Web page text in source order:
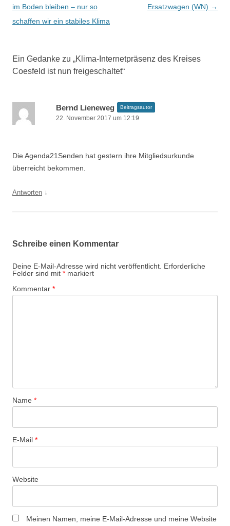
e
i
a
N
i
a
im Boden bleiben – nur so
schaffen wir ein stabiles Klima
Ersatzwagen (WN) →
Ein Gedanke zu „Klima-Internetpräsenz des Kreises
Coesfeld ist nun freigeschaltet“
Bernd Lieneweg Beitragsautor
22. November 2017 um 12:19
Die Agenda21Senden hat gestern ihre Mitgliedsurkunde
überreicht bekommen.
Antworten ↓
Schreibe einen Kommentar
Deine E-Mail-Adresse wird nicht veröffentlicht. Erforderliche
Felder sind mit * markiert
Kommentar *
Name *
E-Mail *
Website
Meinen Namen, meine E-Mail-Adresse und meine Website